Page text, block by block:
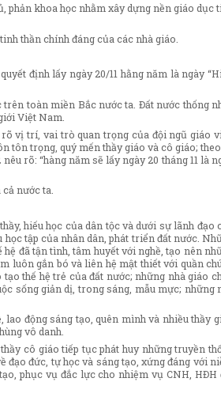
khoa học nhằm xây dựng nền giáo dục
thần chính đáng của các nhà giáo.
định lấy ngày 20/11 hằng năm là ngày
trên toàn miền Bắc nước ta. Đất nước thống
Việt Nam.
vị trí, vai trò quan trọng của đội ngũ giáo
tôn trọng, quý mến thầy giáo và cô giáo;
rõ: “hàng năm sẽ lấy ngày 20 tháng 11 là
nước ta.
hiếu học của dân tộc và dưới sự lãnh đạo
tập của nhân dân, phát triển đất nước.
đã tận tình, tâm huyết với nghề, tạo nên
luôn gắn bó và liên hệ mật thiết với quần
thế hệ trẻ của đất nước; những nhà giáo
sống giản dị, trong sáng, mẫu mực; những
động sáng tạo, quên mình và nhiều thầy
vô danh.
cô giáo tiếp tục phát huy những truyền
đạo đức, tự học và sáng tạo, xứng đáng với
phục vụ đắc lực cho nhiệm vụ CNH, HĐH